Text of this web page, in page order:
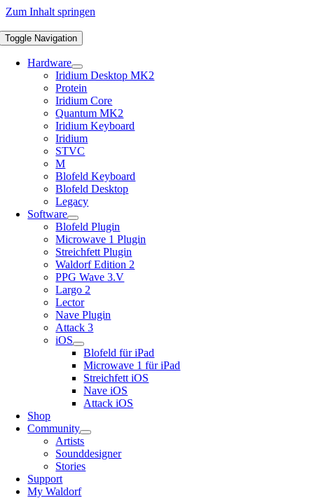
Zum Inhalt springen
Toggle Navigation
Hardware
Iridium Desktop MK2
Protein
Iridium Core
Quantum MK2
Iridium Keyboard
Iridium
STVC
M
Blofeld Keyboard
Blofeld Desktop
Legacy
Software
Blofeld Plugin
Microwave 1 Plugin
Streichfett Plugin
Waldorf Edition 2
PPG Wave 3.V
Largo 2
Lector
Nave Plugin
Attack 3
iOS
Blofeld für iPad
Microwave 1 für iPad
Streichfett iOS
Nave iOS
Attack iOS
Shop
Community
Artists
Sounddesigner
Stories
Support
My Waldorf